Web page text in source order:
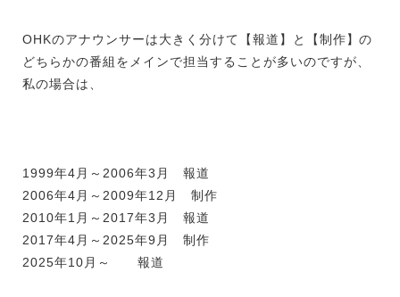
OHKのアナウンサーは大きく分けて【報道】と【制作】の
どちらかの番組をメインで担当することが多いのですが、
私の場合は、
1999年4月～2006年3月 報道
2006年4月～2009年12月 制作
2010年1月～2017年3月 報道
2017年4月～2025年9月 制作
2025年10月～ 報道